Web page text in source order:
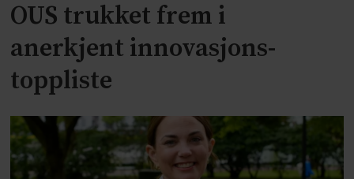
OUS trukket frem i
anerkjent innovasjons-
toppliste